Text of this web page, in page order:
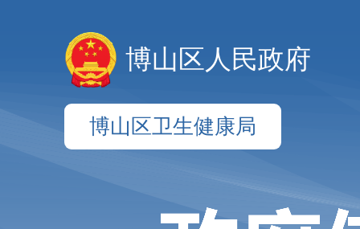
博山区人民政府
博山区卫生健康局